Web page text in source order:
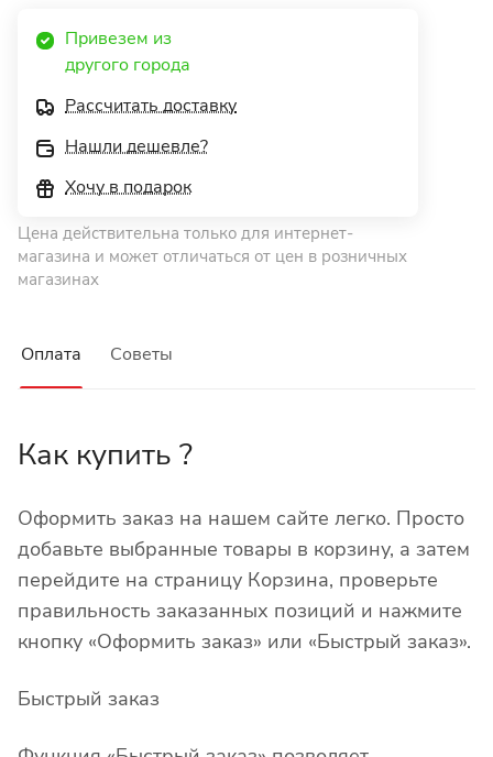
Привезем из
другого города
Рассчитать доставку
Нашли дешевле?
Хочу в подарок
Цена действительна только для интернет-
магазина и может отличаться от цен в розничных
магазинах
Оплата Советы
Как купить ?
Оформить заказ на нашем сайте легко. Просто
добавьте выбранные товары в корзину, а затем
перейдите на страницу Корзина, проверьте
правильность заказанных позиций и нажмите
кнопку «Оформить заказ» или «Быстрый заказ».
Быстрый заказ